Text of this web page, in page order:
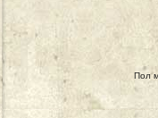
Пол